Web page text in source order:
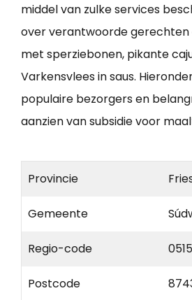
middel van zulke services
over verantwoorde gerechten
met sperziebonen, pikante
Varkensvlees in saus.
populaire bezorgers en
aanzien van subsidie voor
Provincie
Gemeente
Regio-code
Postcode